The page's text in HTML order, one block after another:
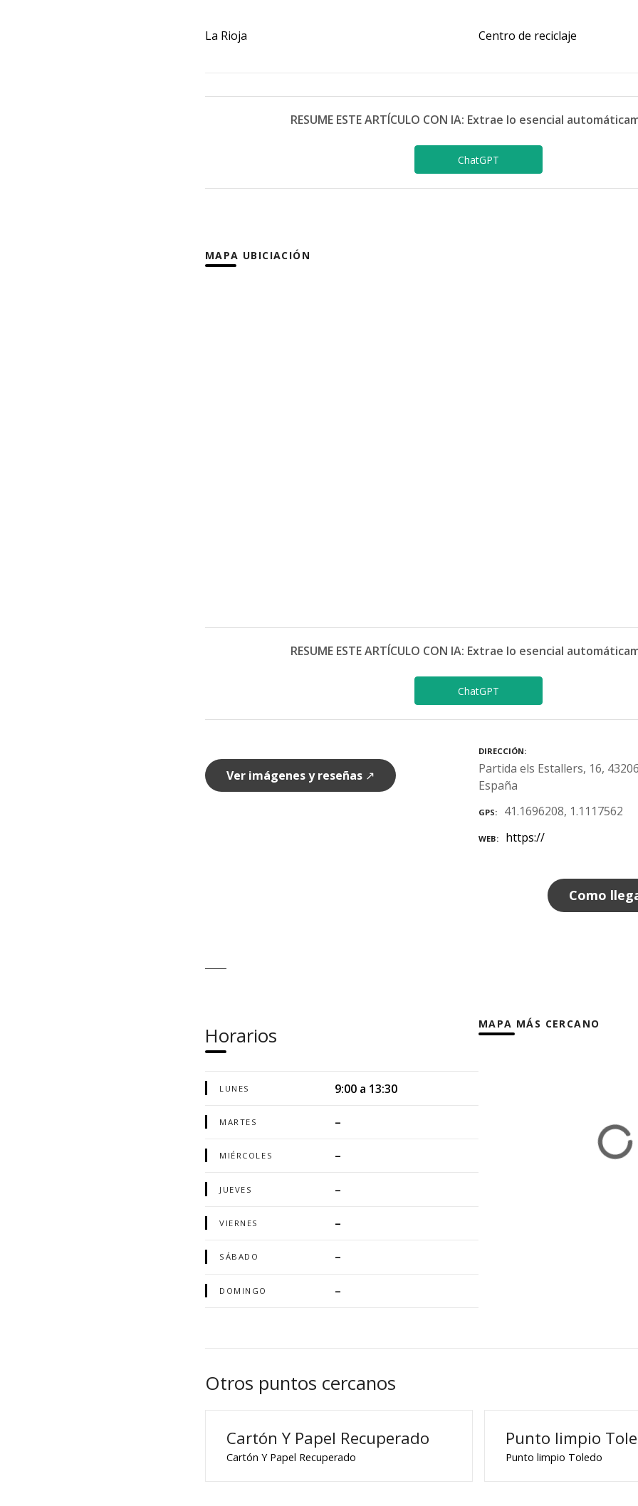
La Rioja Centro de reciclaje
RESUME ESTE ARTÍCULO CON IA: Extrae lo esencial
ChatGPT
MAPA UBICIACIÓN
RESUME ESTE ARTÍCULO CON IA: Extrae lo esencial
ChatGPT
Ver imágenes y reseñas ↗
DIRECCIÓN
Partida els Estallers, 16,
España
GPS 41.1696208, 1.1117562
WEB https://
Como
Horarios
LUNES 9:00 a 13:30
MARTES –
MIÉRCOLES –
JUEVES –
VIERNES –
SÁBADO –
DOMINGO –
MAPA MÁS CERCANO
Otros puntos cercanos
Cartón Y Papel Recuperado
Cartón Y Papel Recuperado
Punto limpio
Punto limpio Toledo